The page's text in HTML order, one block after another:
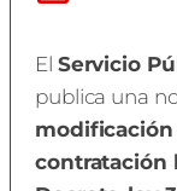
El Servicio
publica una
modificación
contratación